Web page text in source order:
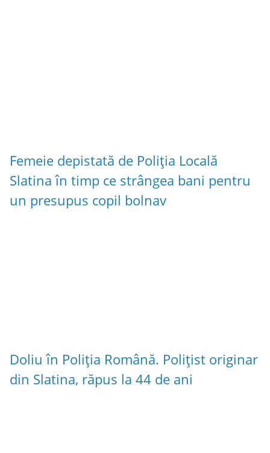
Femeie depistată de Poliția Locală
Slatina în timp ce strângea bani pentru
un presupus copil bolnav
Doliu în Poliția Română. Polițist originar
din Slatina, răpus la 44 de ani